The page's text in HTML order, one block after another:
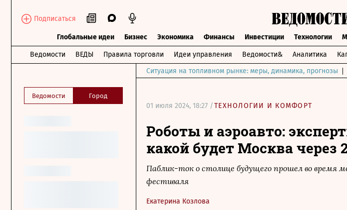
Подписаться
Глобальные идеи Бизнес Экономика Финансы Инвестиции Технологии
Ведомости ВЕДЫ Правила торговли Идеи управления Ведомости& Аналитика
Ведомости Город
Ситуация на топливном рынке: меры, динамика, прогнозы
01 июля 2024, 18:27 /ТЕХНОЛОГИИ И КОМФОРТ
Роботы и аэроавто:
какой будет Москва через
Паблик-ток о столице будущего прошел во время
фестиваля
Екатерина Козлова